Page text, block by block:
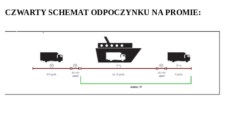
CZWARTY SCHEMAT ODPOCZYNKU NA PROMIE: